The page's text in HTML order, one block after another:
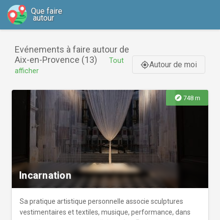
Que faire
autour
Evénements à faire autour de
Aix-en-Provence (13)
Tout
afficher
gps_fixedAutour de moi
explore 748 m
Incarnation
Sa pratique artistique personnelle associe sculptures
vestimentaires et textiles, musique, performance, dans